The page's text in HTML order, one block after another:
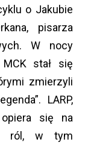
o Jakubie
pisarza
W nocy
stał się
zmierzyli
LARP,
się na
ról, w tym